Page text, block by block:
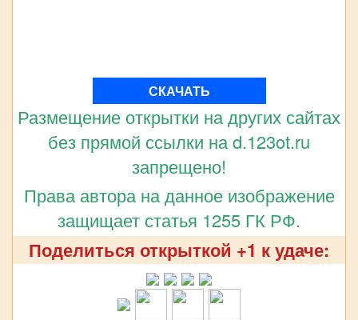
СКАЧАТЬ
Размещение открытки на других сайтах
без прямой ссылки на d.123ot.ru
запрещено!
Права автора на данное изображение
защищает статья 1255 ГК РФ.
Поделиться открыткой +1 к удаче: